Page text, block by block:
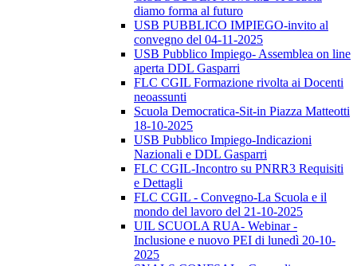
diamo forma al futuro
USB PUBBLICO IMPIEGO-invito al
convegno del 04-11-2025
USB Pubblico Impiego- Assemblea on line
aperta DDL Gasparri
FLC CGIL Formazione rivolta ai Docenti
neoassunti
Scuola Democratica-Sit-in Piazza Matteotti
18-10-2025
USB Pubblico Impiego-Indicazioni
Nazionali e DDL Gasparri
FLC CGIL-Incontro su PNRR3 Requisiti
e Dettagli
FLC CGIL - Convegno-La Scuola e il
mondo del lavoro del 21-10-2025
UIL SCUOLA RUA- Webinar -
Inclusione e nuovo PEI di lunedì 20-10-
2025